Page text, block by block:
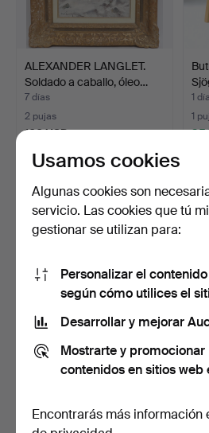
ALEXANDER LANGLET.
Soldado a caballo, óleo…
7 días
2 pujas
106 USD
1 día
1
95
ESQUINERO, estilo
gustaviano, siglo XIX.
3
Usamos cookies
Algunas cookies son
servicio. Las cookies que tú
gestionar se utilizan para:
Personalizar el
según cómo utilices el
Desarrollar y mejorar
Mostrarte y promocionar
contenidos en sitios web
Encontrarás más información